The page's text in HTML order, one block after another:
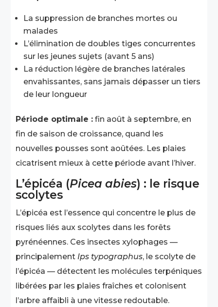
La suppression de branches mortes ou
malades
L’élimination de doubles tiges concurrentes
sur les jeunes sujets (avant 5 ans)
La réduction légère de branches latérales
envahissantes, sans jamais dépasser un tiers
de leur longueur
Période optimale : fin août à septembre, en
fin de saison de croissance, quand les
nouvelles pousses sont aoûtées. Les plaies
cicatrisent mieux à cette période avant l’hiver.
L’épicéa (Picea abies) : le risque
scolytes
L’épicéa est l’essence qui concentre le plus de
risques liés aux scolytes dans les forêts
pyrénéennes. Ces insectes xylophages —
principalement Ips typographus, le scolyte de
l’épicéa — détectent les molécules terpéniques
libérées par les plaies fraîches et colonisent
l’arbre affaibli à une vitesse redoutable.